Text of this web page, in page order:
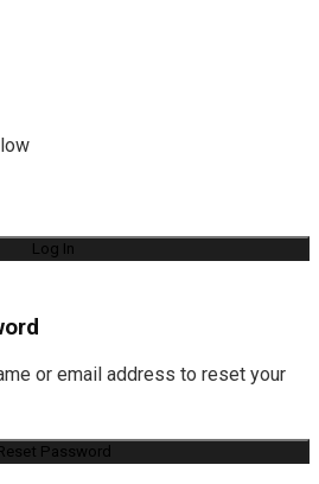
or email address to reset your